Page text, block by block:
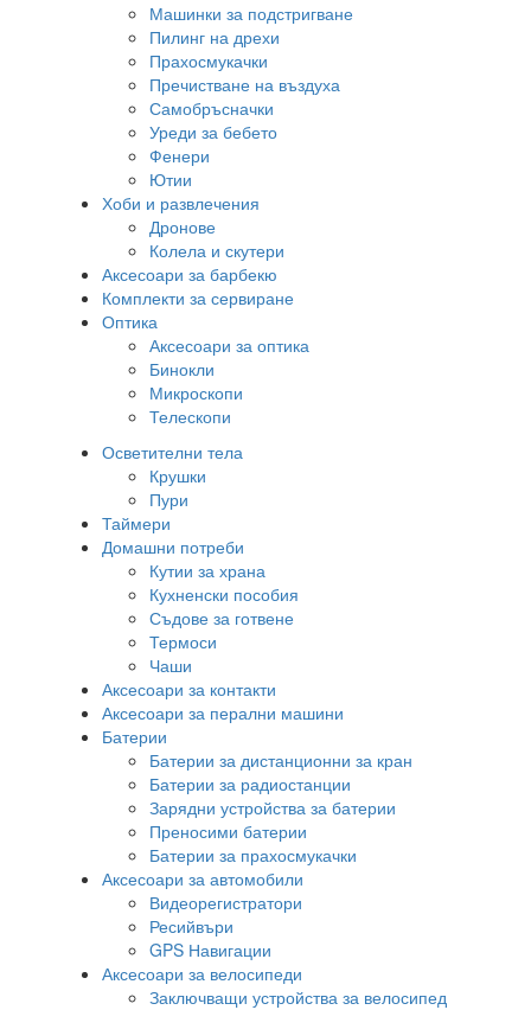
Машинки за подстригване
Пилинг на дрехи
Прахосмукачки
Пречистване на въздуха
Самобръсначки
Уреди за бебето
Фенери
Ютии
Хоби и развлечения
Дронове
Колела и скутери
Аксесоари за барбекю
Комплекти за сервиране
Оптика
Аксесоари за оптика
Бинокли
Микроскопи
Телескопи
Осветителни тела
Крушки
Пури
Таймери
Домашни потреби
Кутии за храна
Кухненски пособия
Съдове за готвене
Термоси
Чаши
Аксесоари за контакти
Аксесоари за перални машини
Батерии
Батерии за дистанционни за кран
Батерии за радиостанции
Зарядни устройства за батерии
Преносими батерии
Батерии за прахосмукачки
Аксесоари за автомобили
Видеорегистратори
Ресийвъри
GPS Навигации
Аксесоари за велосипеди
Заключващи устройства за велосипед